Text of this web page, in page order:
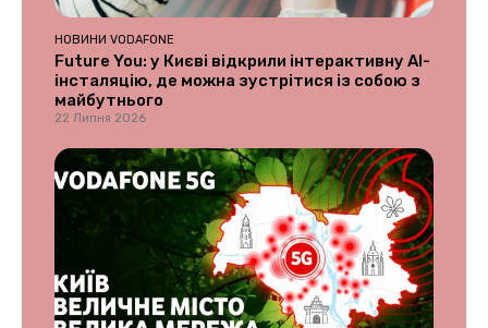
НОВИНИ VODAFONE
Future You: у Києві відкрили інтерактивну AI-
інсталяцію, де можна зустрітися із собою з
майбутнього
22 Липня 2026